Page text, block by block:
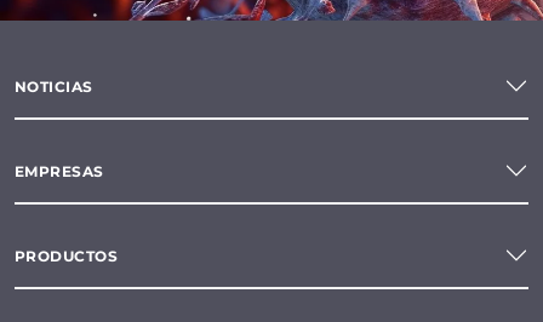
NOTICIAS
EMPRESAS
PRODUCTOS